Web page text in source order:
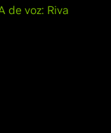
de voz: Riva